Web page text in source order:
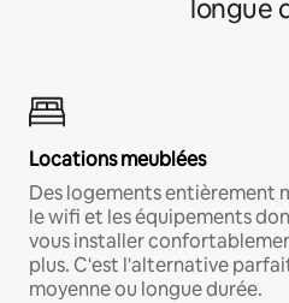
longue
Locations meublées
Des logements entièrement
le wifi et les équipements
vous installer
plus. C'est l'alternative
moyenne ou longue durée.